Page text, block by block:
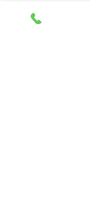
aiheuttamansa